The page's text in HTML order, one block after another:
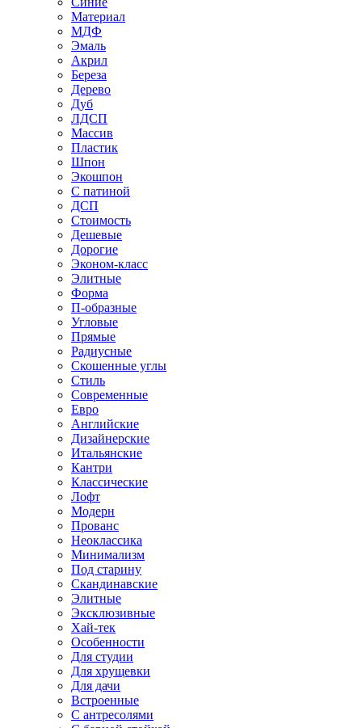
Материал
МДФ
Эмаль
Акрил
Береза
Дерево
Дуб
ЛДСП
Массив
Пластик
Шпон
Экошпон
С патиной
ДСП
Стоимость
Дешевые
Дорогие
Эконом-класс
Элитные
Форма
П-образные
Угловые
Прямые
Радиусные
Скошенные углы
Стиль
Современные
Евро
Английские
Дизайнерские
Итальянские
Кантри
Классические
Лофт
Модерн
Прованс
Неоклассика
Минимализм
Под старину
Скандинавские
Элитные
Эксклюзивные
Хай-тек
Особенности
Для студии
Для хрущевки
Для дачи
Встроенные
С антресолями